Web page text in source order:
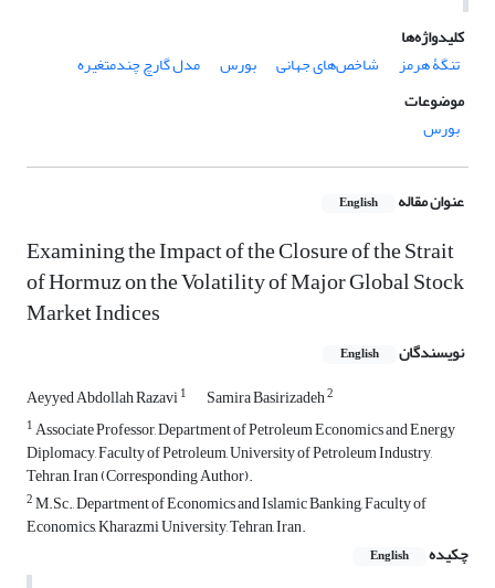
کلیدواژه‌ها
تنگۀ هرمز
شاخص‌های جهانی بورس
مدل گارچ چندمتغیره
موضوعات
بورس
عنوان مقاله English
Examining the Impact of the Closure of the Strait
of Hormuz on the Volatility of Major Global Stock
Market Indices
نویسندگان English
Aeyyed Abdollah Razavi1 Samira Basirizadeh2
1Associate Professor, Department of Petroleum Economics and Energy
Diplomacy, Faculty of Petroleum, University of Petroleum Industry,
Tehran, Iran (Corresponding Author).
2M.Sc., Department of Economics and Islamic Banking, Faculty of
Economics, Kharazmi University, Tehran, Iran.
چکیده
English